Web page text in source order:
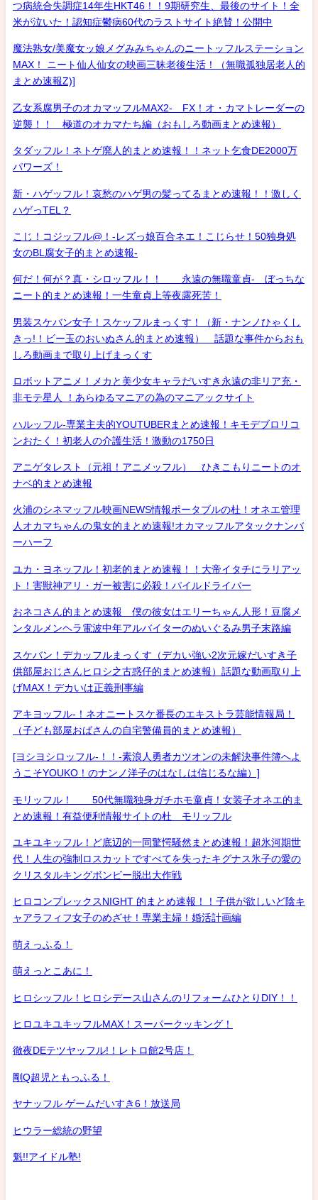
つ病統合失調症14年生HKT46！！9期研究生、最後のサイト！全
米が泣いた！認知症鬱病60代のラストサイト絶賛！公開中
魔法熟女/美魔女ッ娘メグみみちゃんのニートッフルステーション
MAX！ ニート仙人仙女の映画三昧老後生活！（無職孤独居老人的
まとめ速報Z)]
乙女系腐男子のオカマッフルMAX2- FX！オ・カマトレーダーの
逆襲！！ 極道のオカマたち編（おもしろ動画まとめ速報）
タダッフル！ネトゲ廃人的まとめ速報！！ネット乞食DE2000万
パワーズ！
新・ハゲッフル！哀愁のハゲ男の髪ってるまとめ速報！！激しく
ハゲっTEL？
こじ！コジッフル@！-レズっ娘百合ネエ！こじらせ！50独身処
女のBL腐女子的まとめ速報-
何だ！何が？真・シロッフル！！ 永遠の無職童貞- ぼっちな
ニート的まとめ速報！一生童貞上等夜露死苦！
男装スケバン女子！スケッフルまっくす！（新・ナンノひゃくし
きっ!！ビー玉のおいぬさん的まとめ速報） 話題な事件からおも
しろ動画まで取り上げまっくす
ロボットアニメ！メカと美少女キャラだいすき永遠の非リア充・
非モテ星人 ！あらゆるマニアの為のマニアックサイト
ハルッフル-専業主夫的YOUTUBERまとめ速報！キモデブロリコ
ンおたく！初老人の介護生活！激動の1750日
アニゲタレスト（元祖！アニメッフル） ひきこもりニートのオ
ナベ的まとめ速報
火浦のシネマッフル映画NEWS情報ポータブルの杜！オネエ管理
人オカマちゃんの鬼女的まとめ速報!オカマッフルアタックナンバ
ーハーフ
ユカ・ヨネッフル！初老的まとめ速報！！大帝イタチにラリアッ
ト！害獣神アリ・ガー被害に必殺！パイルドライバー
おネコさん的まとめ速報 僕の彼女はエリーちゃん人形！豆腐メ
ンタルメンヘラ電波中年アルバイターのぬいぐるみ男子末路編
スケバン！デカッフルまっくす（デカい強い2次元嫁だいすき子
供部屋おじさんヒロシ之古惑仔的まとめ速報）話題な動画取り上
げMAX！デカいは正義刑事編
アキヨッフル-！ネオニートスケ番長のエキストラ芸能情報局！
（子ども部屋おばさんの自宅警備員的まとめ速報）
[ヨシヨシロッフル-！！-素浪人勇者カツオンの未解決事件簿へよ
うこそYOUKO！のナンノ洋子のはなしは信じるな編）]
モリッフル！ 50代無職独身ガチホモ童貞！女装子オネエ的ま
とめ速報！有益便利情報サイトの杜 モリッフル
ユキユキッフル！ど底辺的一同驚愕騒然まとめ速報！超氷河期世
代！人生の強制ロスカットですべてを失ったキグナス氷子の愛の
クリスタルキングボンビー脱出大作戦
ヒロコンプレックスNIGHT 的まとめ速報！！子供が欲しいど陰キ
ャアラフィフ女子のめざせ！専業主婦！婚活計画編
萌えっふる！
萌えっとこあに！
ヒロシッフル！ヒロシデース山さんのリフォームひとりDIY！！
ヒロユキユキッフルMAX！スーパークッキング！
徹夜DEテツヤッフル!！レトロ館2号店！
剛Q超児ともっふる！
ヤナッフル ゲームだいすき6！放送局
ヒウラー総統の野望
魁!!アイドル塾!